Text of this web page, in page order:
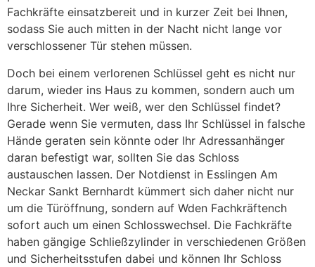
Fachkräfte einsatzbereit und in kurzer Zeit bei Ihnen,
sodass Sie auch mitten in der Nacht nicht lange vor
verschlossener Tür stehen müssen.
Doch bei einem verlorenen Schlüssel geht es nicht nur
darum, wieder ins Haus zu kommen, sondern auch um
Ihre Sicherheit. Wer weiß, wer den Schlüssel findet?
Gerade wenn Sie vermuten, dass Ihr Schlüssel in falsche
Hände geraten sein könnte oder Ihr Adressanhänger
daran befestigt war, sollten Sie das Schloss
austauschen lassen. Der Notdienst in Esslingen Am
Neckar Sankt Bernhardt kümmert sich daher nicht nur
um die Türöffnung, sondern auf Wden Fachkräftench
sofort auch um einen Schlosswechsel. Die Fachkräfte
haben gängige Schließzylinder in verschiedenen Größen
und Sicherheitsstufen dabei und können Ihr Schloss